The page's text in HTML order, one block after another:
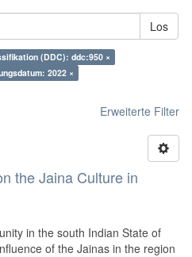
Los
(DDC): ddc:950 ×
2022 ×
Erweiterte Filter
the Jaina Culture in
in the south Indian State of
of the Jainas in the region